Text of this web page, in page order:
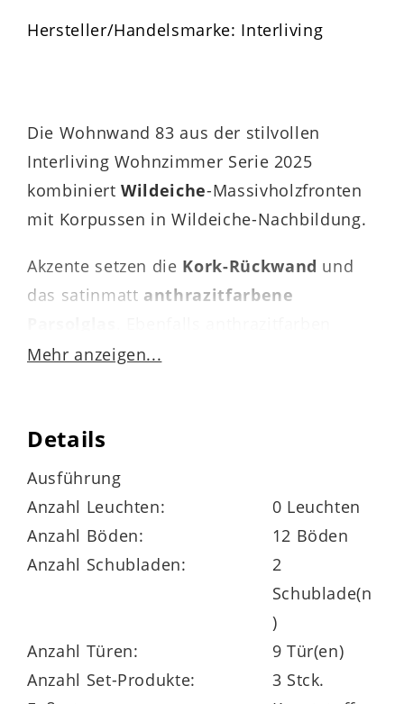
Hersteller/Handelsmarke: Interliving
Die Wohnwand 83 aus der stilvollen
Interliving Wohnzimmer Serie 2025
kombiniertWildeiche-Massivholzfronten
mit Korpussen in Wildeiche-Nachbildung.
Akzente setzen die Kork-Rückwand und
das satinmatt anthrazitfarbene
lackierte Metallgriffe mit Feinstruktur
Diedreiteilige Wohnkombinationmit
Gesamtmaßen von ca. 325 x 209 x 50 cm
(BxHxT) umfasst folgende
Die dreitürigeVitrine
45 26 HS 01 hat zwei
Mehr anzeigen...
Details
Ausführung
Anzahl Leuchten:
0 Leuchten
Anzahl Böden:
12 Böden
Anzahl Schubladen:
2
Schublade(n
)
Anzahl Türen:
9 Tür(en)
Anzahl Set-Produkte:
3 Stck.